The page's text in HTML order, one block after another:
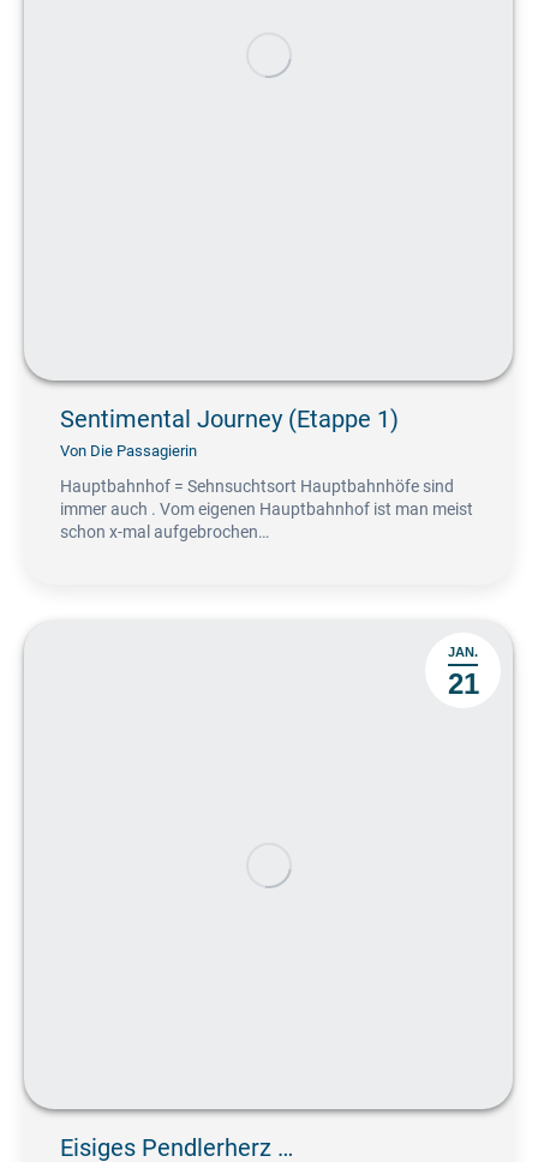
Sentimental Journey (Etappe 1)
Von Die Passagierin
Hauptbahnhof = Sehnsuchtsort Hauptbahnhöfe sind
immer auch . Vom eigenen Hauptbahnhof ist man meist
schon x-mal aufgebrochen…
JAN.
21
Eisiges Pendlerherz …